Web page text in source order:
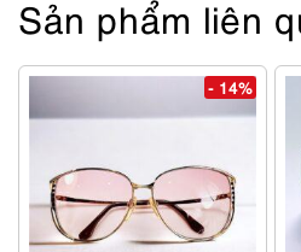
Sản phẩm liên
- 14%